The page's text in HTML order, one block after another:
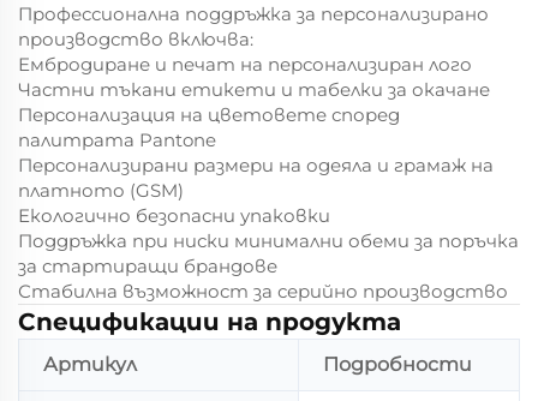
Профессионална поддръжка за персонализирано
производство включва:
Ембродиране и печат на персонализиран лого
Частни тъкани етикети и табелки за окачане
Персонализация на цветовете според
палитрата Pantone
Персонализирани размери на одеяла и грамаж на
платното (GSM)
Екологично безопасни упаковки
Поддръжка при ниски минимални обеми за поръчка
за стартиращи брандове
Стабилна възможност за серийно производство
Спецификации на продукта
Артикул Подробности